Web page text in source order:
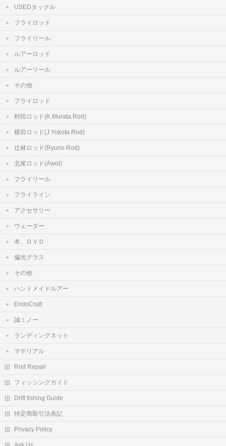
USEDタックル
フライロッド
フライリール
ルアーロッド
ルアーリール
その他
フライロッド
村田ロッド(K.Murata Rod)
横田ロッド(J.Yokota Rod)
辻林ロッド(Ryuno Rod)
北尾ロッド(Awol)
フライリール
フライライン
アクセサリー
ウェーダー
本、ＤＶＤ
偏光グラス
その他
ハンドメイドルアー
EndoCraft
誠ミノー
ランディングネット
マテリアル
Rod Repair
フィッシングガイド
Drift fishing Guide
特定商取引法表記
Privacy Policy